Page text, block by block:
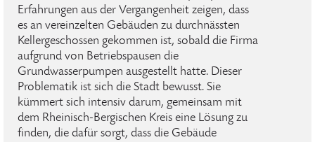
Erfahrungen aus der Vergangenheit zeigen, dass
es an vereinzelten Gebäuden zu durchnässten
Kellergeschossen gekommen ist, sobald die Firma
aufgrund von Betriebspausen die
Grundwasserpumpen ausgestellt hatte. Dieser
Problematik ist sich die Stadt bewusst. Sie
kümmert sich intensiv darum, gemeinsam mit
dem Rheinisch-Bergischen Kreis eine Lösung zu
finden, die dafür sorgt, dass die Gebäude